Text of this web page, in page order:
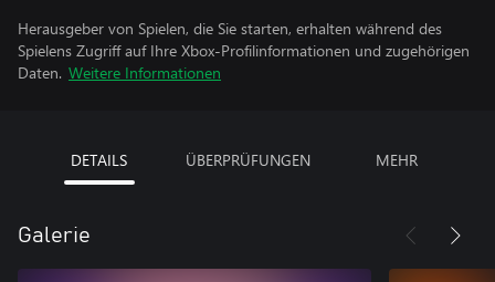
Herausgeber von Spielen, die Sie starten, erhalten während des
Spielens Zugriff auf Ihre Xbox-Profilinformationen und zugehörigen
Daten. Weitere Informationen
DETAILS ÜBERPRÜFUNGEN MEHR
Galerie